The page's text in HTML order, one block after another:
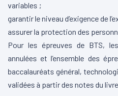
variables ;
garantir le niveau d’exigence de
assurer la protection des
Pour les épreuves de BTS,
annulées et l’ensemble des
baccalauréats général,
validées à partir des notes du